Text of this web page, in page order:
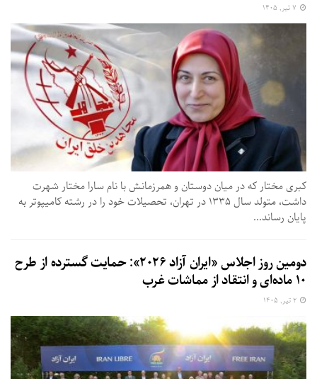
کبری مختار که در میان دوستان و همرزمانش با نام سارا مختار شهرت
داشت، متولد سال ۱۳۳۵ در تهران، تحصیلات خود را در رشته کامیپوتر به
پایان رساند...
دومین روز اجلاس «ایران آزاد ۲۰۲۶»: حمایت گسترده از طرح
۱۰ ماده‌ای و انتقاد از مماشات غرب